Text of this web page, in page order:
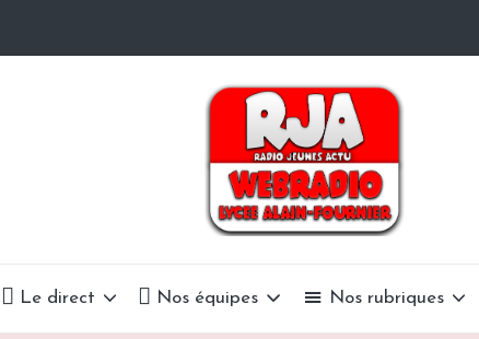
R
a
d
o
La
Du
Lycée
Alain-
Le direct Nos équipes Nos rubriques